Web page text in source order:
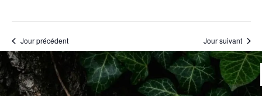
Jour précédent Jour suivant